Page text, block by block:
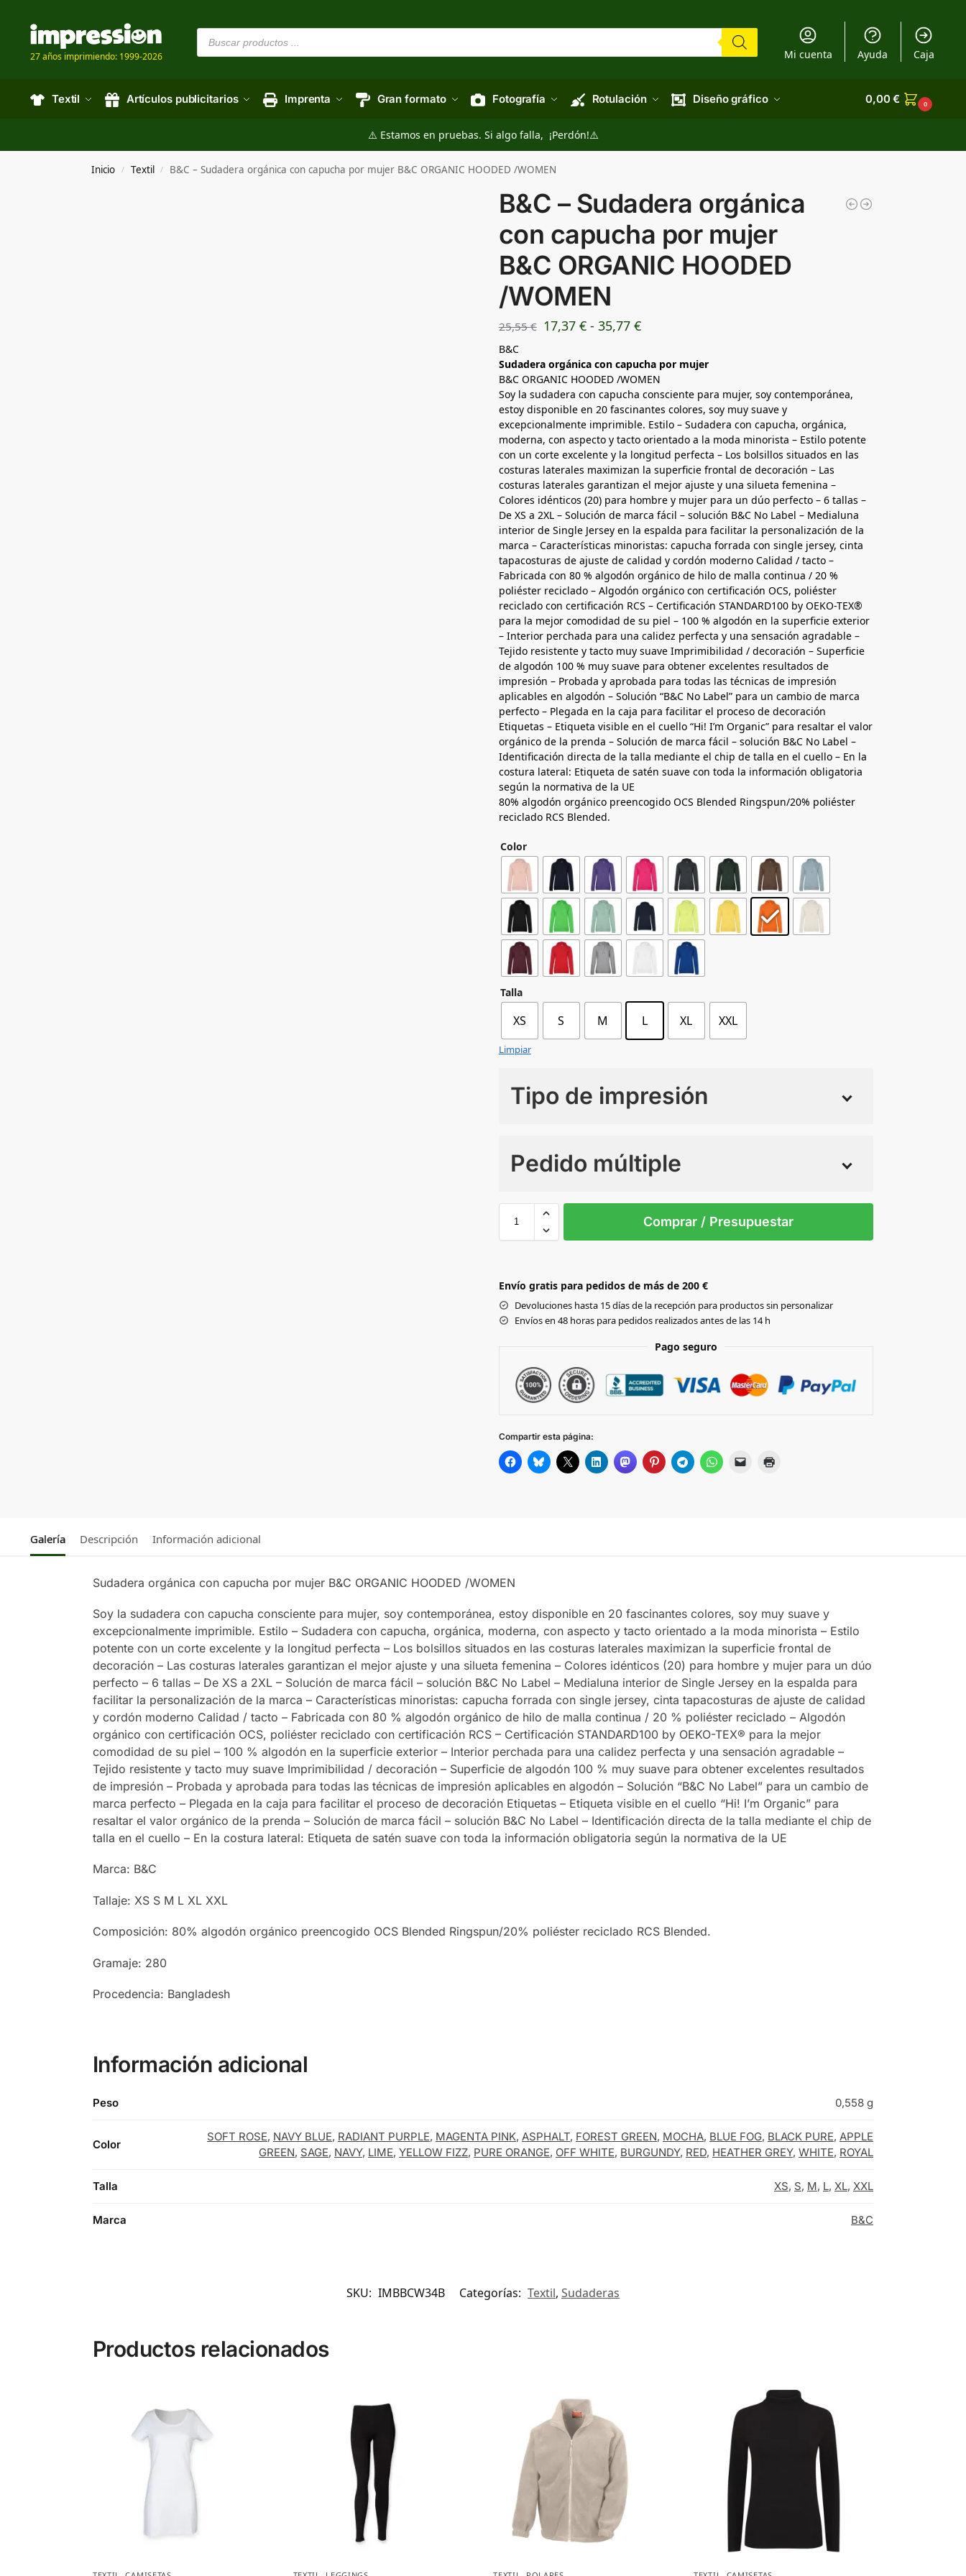
27 años imprimiendo: 1999-2026 Mi cuenta Ayuda Caja
Textil Artículos publicitarios Imprenta Gran formato Fotografía Rotulación Diseño gráfico 0,00€ 0
⚠️ Estamos en pruebas. Si algo falla, ¡Perdón!⚠️
Inicio / Textil / B&C – Sudadera orgánica con capucha por mujer B&C ORGANIC HOODED /WOMEN
B&C – Sudadera orgánica
con capucha por mujer
B&C ORGANIC HOODED
/WOMEN
25,55€ 17,37 € - 35,77 €
B&C
Sudadera orgánica con capucha por mujer
B&C ORGANIC HOODED /WOMEN
Soy la sudadera con capucha consciente para mujer, soy contemporánea,
estoy disponible en 20 fascinantes colores, soy muy suave y
excepcionalmente imprimible. Estilo – Sudadera con capucha, orgánica,
moderna, con aspecto y tacto orientado a la moda minorista – Estilo potente
con un corte excelente y la longitud perfecta – Los bolsillos situados en las
costuras laterales maximizan la superficie frontal de decoración – Las
costuras laterales garantizan el mejor ajuste y una silueta femenina –
Colores idénticos (20) para hombre y mujer para un dúo perfecto – 6 tallas –
De XS a 2XL – Solución de marca fácil – solución B&C No Label – Medialuna
interior de Single Jersey en la espalda para facilitar la personalización de la
marca – Características minoristas: capucha forrada con single jersey, cinta
tapacosturas de ajuste de calidad y cordón moderno Calidad / tacto –
Fabricada con 80 % algodón orgánico de hilo de malla continua / 20 %
poliéster reciclado – Algodón orgánico con certificación OCS, poliéster
reciclado con certificación RCS – Certificación STANDARD100 by OEKO-TEX®
para la mejor comodidad de su piel – 100 % algodón en la superficie exterior
– Interior perchada para una calidez perfecta y una sensación agradable –
Tejido resistente y tacto muy suave Imprimibilidad / decoración – Superficie
de algodón 100 % muy suave para obtener excelentes resultados de
impresión – Probada y aprobada para todas las técnicas de impresión
aplicables en algodón – Solución “B&C No Label” para un cambio de marca
perfecto – Plegada en la caja para facilitar el proceso de decoración
Etiquetas – Etiqueta visible en el cuello “Hi! I’m Organic” para resaltar el valor
orgánico de la prenda – Solución de marca fácil – solución B&C No Label –
Identificación directa de la talla mediante el chip de talla en el cuello – En la
costura lateral: Etiqueta de satén suave con toda la información obligatoria
según la normativa de la UE
80% algodón orgánico preencogido OCS Blended Ringspun/20% poliéster
reciclado RCS Blended.
Color
Talla
XS S M L XL XXL
Limpiar
Tipo de impresión
Pedido múltiple
PURE
YELLOW
FIZZ
ROYAL
LIME
RED
SOFT ROSE
GREY
MOCHA
BURGUNDY
OFF WHITE
ASPHALT
MAGENTA
PINK
APPLE
WHITE
Comprar / Presupuestar
Envío gratis para pedidos de más de 200 €
Devoluciones hasta 15 días de la recepción para productos sin personalizar
Envíos en 48 horas para pedidos realizados antes de las 14 h
Pago seguro
Compartir esta página:
Galería Descripción Información adicional
Sudadera orgánica con capucha por mujer B&C ORGANIC HOODED /WOMEN
Soy la sudadera con capucha consciente para mujer, soy contemporánea, estoy disponible en 20 fascinantes colores, soy muy suave y
excepcionalmente imprimible. Estilo – Sudadera con capucha, orgánica, moderna, con aspecto y tacto orientado a la moda minorista – Estilo
potente con un corte excelente y la longitud perfecta – Los bolsillos situados en las costuras laterales maximizan la superficie frontal de
decoración – Las costuras laterales garantizan el mejor ajuste y una silueta femenina – Colores idénticos (20) para hombre y mujer para un dúo
perfecto – 6 tallas – De XS a 2XL – Solución de marca fácil – solución B&C No Label – Medialuna interior de Single Jersey en la espalda para
facilitar la personalización de la marca – Características minoristas: capucha forrada con single jersey, cinta tapacosturas de ajuste de calidad
y cordón moderno Calidad / tacto – Fabricada con 80 % algodón orgánico de hilo de malla continua / 20 % poliéster reciclado – Algodón
orgánico con certificación OCS, poliéster reciclado con certificación RCS – Certificación STANDARD100 by OEKO-TEX® para la mejor
comodidad de su piel – 100 % algodón en la superficie exterior – Interior perchada para una calidez perfecta y una sensación agradable –
Tejido resistente y tacto muy suave Imprimibilidad / decoración – Superficie de algodón 100 % muy suave para obtener excelentes resultados
de impresión – Probada y aprobada para todas las técnicas de impresión aplicables en algodón – Solución “B&C No Label” para un cambio de
marca perfecto – Plegada en la caja para facilitar el proceso de decoración Etiquetas – Etiqueta visible en el cuello “Hi! I’m Organic” para
resaltar el valor orgánico de la prenda – Solución de marca fácil – solución B&C No Label – Identificación directa de la talla mediante el chip de
talla en el cuello – En la costura lateral: Etiqueta de satén suave con toda la información obligatoria según la normativa de la UE
Marca: B&C
Tallaje: XS S M L XL XXL
Composición: 80% algodón orgánico preencogido OCS Blended Ringspun/20% poliéster reciclado RCS Blended.
Gramaje: 280
Procedencia: Bangladesh
Información adicional
Peso 0,558 g
Color
SOFT ROSE, NAVY BLUE, RADIANT PURPLE, MAGENTA PINK, ASPHALT, FOREST GREEN, MOCHA, BLUE FOG, BLACK PURE, APPLE
GREEN, SAGE, NAVY, LIME, YELLOW FIZZ, PURE ORANGE, OFF WHITE, BURGUNDY, RED, HEATHER GREY, WHITE, ROYAL
Talla XS, S, M, L, XL, XXL
Marca B&C
SKU: IMBBCW34B Categorías: Textil, Sudaderas
Productos relacionados